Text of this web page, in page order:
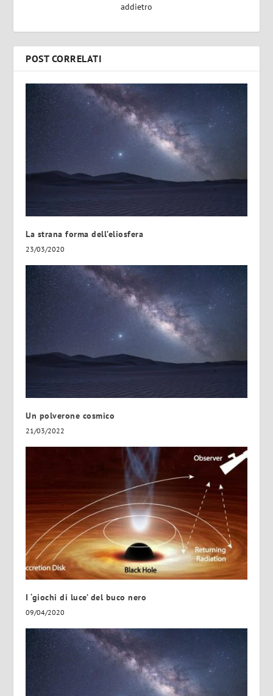
addietro
POST CORRELATI
La strana forma dell’eliosfera
23/03/2020
Un polverone cosmico
21/03/2022
I ‘giochi di luce’ del buco nero
09/04/2020